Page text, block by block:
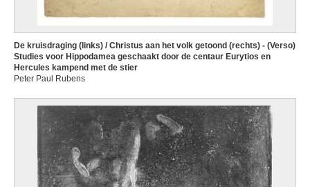
De kruisdraging (links) / Christus aan het volk getoond (rechts) - (Verso)
Studies voor Hippodamea geschaakt door de centaur Eurytios en
Hercules kampend met de stier
Peter Paul Rubens